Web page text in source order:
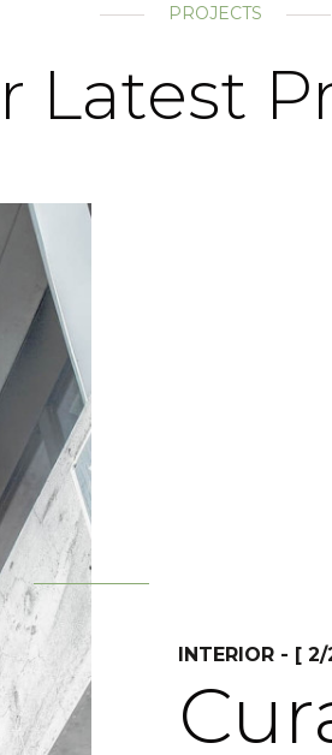
PROJECTS
Latest
INTERIOR - [ 2/